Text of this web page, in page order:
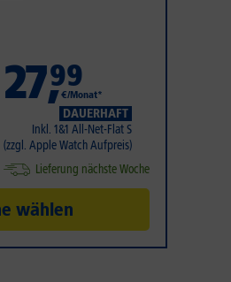
27,99
€/Monat*
DAUERHAFT
Inkl. 1&1 All-Net-Flat S
(zzgl. Apple Watch Aufpreis)
Lieferung nächste Woche
wählen